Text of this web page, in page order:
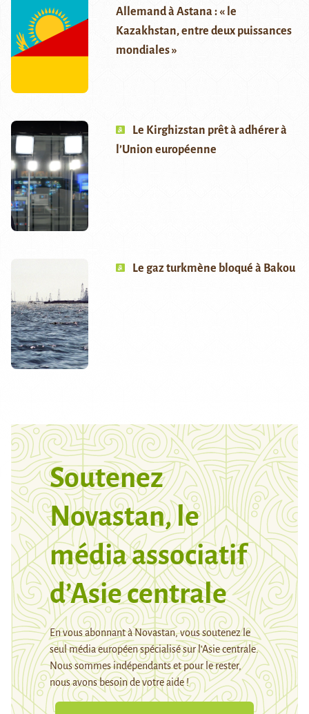
Allemand à Astana : « le
Kazakhstan, entre deux puissances
mondiales »
Le Kirghizstan prêt à adhérer à
l’Union européenne
Le gaz turkmène bloqué à Bakou
Soutenez
Novastan, le
média associatif
d’Asie centrale
En vous abonnant à Novastan, vous soutenez le
seul média européen spécialisé sur l’Asie centrale.
Nous sommes indépendants et pour le rester,
nous avons besoin de votre aide !